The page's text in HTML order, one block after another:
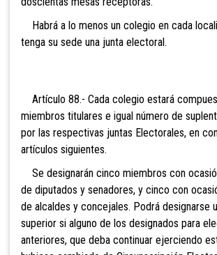
Habrá a lo menos un colegio en cada
tenga su sede una junta electoral.
Artículo 88.- Cada colegio estará
miembros titulares e igual número de
por las respectivas juntas Electorales, en
artículos siguientes.
Se designarán cinco miembros con
de diputados y senadores, y cinco con
de alcaldes y concejales. Podrá designarse
superior si alguno de los designados para
anteriores, que deba continuar ejerciendo